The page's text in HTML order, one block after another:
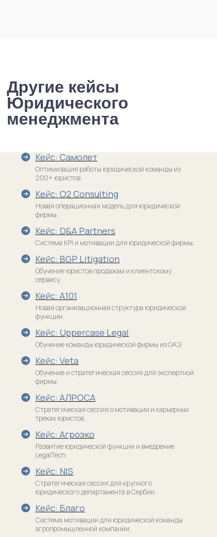
Кейс: Самолет
Оптимизация работы юридической команды из
200+ юристов.
Кейс: O2 Consulting
Новая операционная модель для юридической
фирмы.
Кейс: D&A Partners
Система KPI и мотивации для юридической фирмы.
Кейс: BGP Litigation
Обучение юристов продажам и клиентскому
сервису.
Кейс: А101
Новая организационная структура юридической
функции.
Кейс: Uppercase Legal
Обучение команды юридической фирмы из ОАЭ.
Кейс: Veta
Обучение и стратегическая сессия для экспертной
фирмы.
Кейс: АЛРОСА
Стратегическая сессия о мотивации и карьерных
треках юристов.
Кейс: Агроэко
Развитие юридической функции и внедрение
LegalTech.
Кейс: NIS
Стратегическая сессия для крупного
юридического департамента в Сербии.
Кейс: Благо
Система мотивации для юридической команды
агропромышленной компании.
Академия
Менеджмент договорных процессов
Менеджер по юридическим операциям
Марафон Юридического
менеджмента
Отзывы